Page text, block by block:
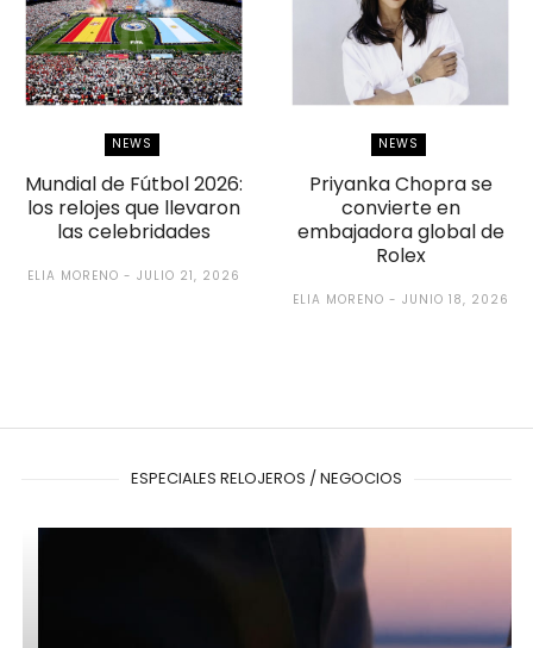
NEWS
Mundial de Fútbol 2026:
los relojes que llevaron
las celebridades
ELIA MORENO JULIO 21, 2026
NEWS
Priyanka Chopra se
convierte en
embajadora global de
Rolex
ELIA MORENO JUNIO 18, 2026
ESPECIALES RELOJEROS / NEGOCIOS